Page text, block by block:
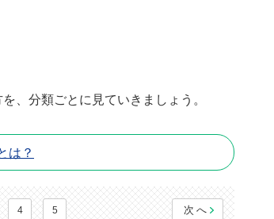
、分類ごとに見ていきましょう。
は？
4 5 次へ